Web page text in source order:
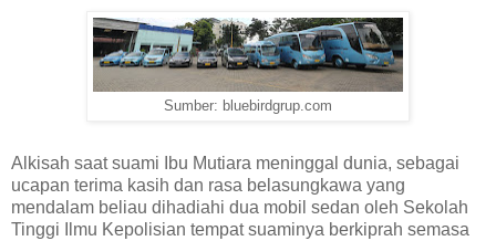
Sumber: bluebirdgrup.com
Alkisah saat suami Ibu Mutiara meninggal dunia, sebagai
ucapan terima kasih dan rasa belasungkawa yang
mendalam beliau dihadiahi dua mobil sedan oleh Sekolah
Tinggi Ilmu Kepolisian tempat suaminya berkiprah semasa